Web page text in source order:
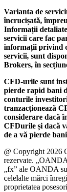
Varianta de
încrucișată,
Informații
servicii care fac
informații privind
servicii, sunt
Brokers, în
CFD-urile sunt
pierde rapid bani
conturile
tranzacționează
considerare dacă
CFDurile și dacă
de a vă pierde
@ Copyright 2026
rezervate.
„fx” ale OANDA
celelalte mărci
proprietatea